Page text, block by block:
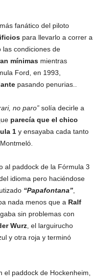
fanático del piloto
para llevarlo a correr a
las condiciones de
mínimas mientras
Ford, en 1993,
pasando penurias..
no paro” solía decirle a
parecía que el chico
1 y ensayaba cada tanto
al paddock de la Fórmula 3
idioma pero haciéndose
“Papafontana”
nada menos que a Ralf
sin problemas con
Wurz , el larguirucho
y otra roja y terminó
paddock de Hockenheim,